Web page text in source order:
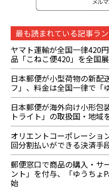
最も読まれている記事ラ
ヤマト運輸が全国一律420
品「こねこ便420」を全国
日本郵便が小型荷物の新配
フ」、料金は全国一律で「
日本郵便が海外向け小形包
トライト」の取扱国・地域
オリエントコーポレーショ
回分割払いができる決済手
郵便窓口で商品の購入・サ
ント」を付与、「ゆうちょ
始